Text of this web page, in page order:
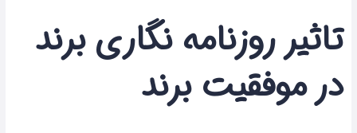
تاثیر روزنامه نگاری برند
در موفقیت برند